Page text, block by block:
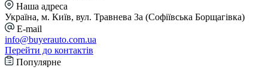
Наша адреса
Україна, м. Київ, вул. Травнева 3а (Софіївська Борщагівка)
E-mail
info@buyerauto.com.ua
Перейти до контактів
Популярне